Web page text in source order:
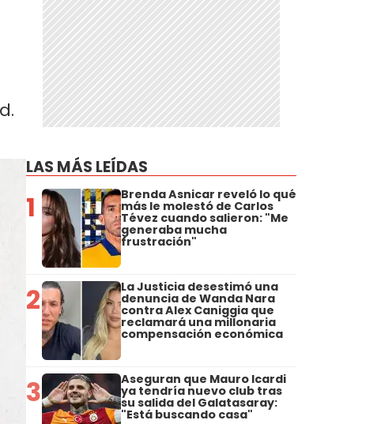
LAS MÁS LEÍDAS
1 Brenda Asnicar reveló lo qué
más le molestó de Carlos
Tévez cuando salieron: "Me
generaba mucha
frustración"
2 La Justicia desestimó una
denuncia de Wanda Nara
contra Alex Caniggia que
reclamará una millonaria
compensación económica
3 Aseguran que Mauro Icardi
ya tendría nuevo club tras
su salida del Galatasaray:
"Está buscando casa"